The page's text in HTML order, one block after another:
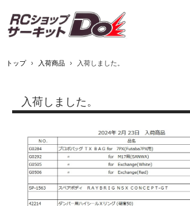
トップ › 入荷商品 › 入荷しました。
入荷しました。